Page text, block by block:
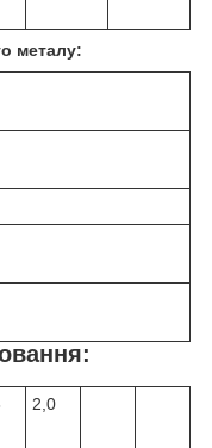
металу:
2,0